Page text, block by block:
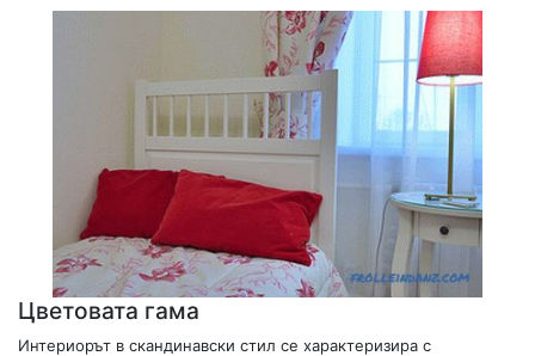
Цветовата гама
Интериорът в скандинавски стил се характеризира с